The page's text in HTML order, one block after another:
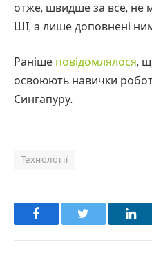
отже, швидше за все, не
ШІ, а лише доповнені
Раніше повідомлялося,
освоюють навички
Сингапуру.
Технології
Facebook